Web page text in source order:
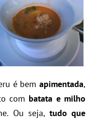
é bem apimentada,
com batata e milho
Ou seja, tudo que